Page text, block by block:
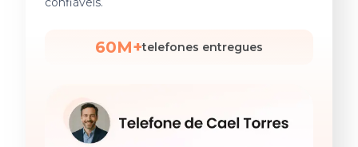
60M+telefones entregues